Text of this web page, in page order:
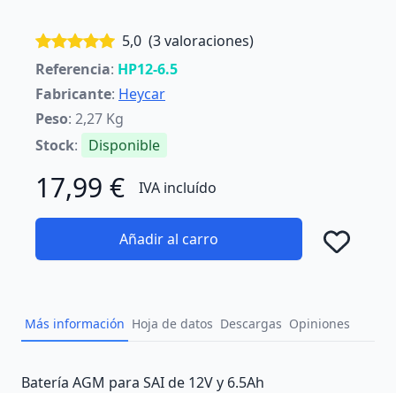
5,0 (3 valoraciones)
Referencia: HP12-6.5
Fabricante: Heycar
Peso: 2,27 Kg
Stock: Disponible
17,99 € IVA incluído
Añadir al carro
Más información Hoja de datos Descargas Opiniones
Description
Batería AGM para SAI de 12V y 6.5Ah